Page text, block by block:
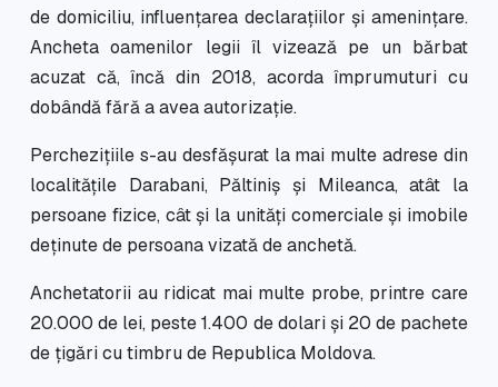
de domiciliu, influențarea declarațiilor și amenințare.
Ancheta oamenilor legii îl vizează pe un bărbat
acuzat că, încă din 2018, acorda împrumuturi cu
dobândă fără a avea autorizație.
Perchezițiile s-au desfășurat la mai multe adrese din
localitățile Darabani, Păltiniș și Mileanca, atât la
persoane fizice, cât și la unități comerciale și imobile
deținute de persoana vizată de anchetă.
Anchetatorii au ridicat mai multe probe, printre care
20.000 de lei, peste 1.400 de dolari și 20 de pachete
de țigări cu timbru de Republica Moldova.